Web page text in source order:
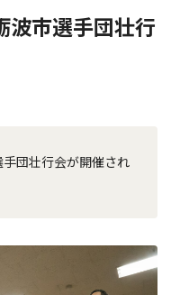
波市選手団壮行
団壮行会が開催され